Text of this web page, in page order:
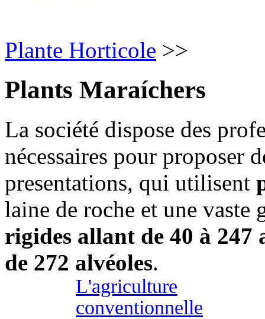
Plante Horticole >>
Plants Maraíchers
La société dispose des
nécessaires pour proposer
presentations, qui utilisent
laine de roche et une vaste
rigides allant de 40 à 247
de 272 alvéoles.
L'agriculture
conventionnelle